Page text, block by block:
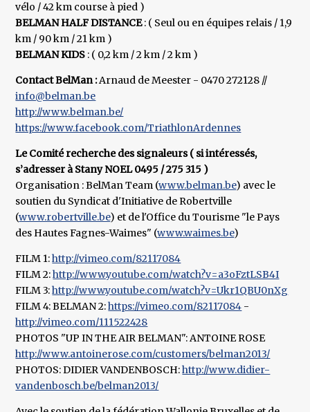
vélo / 42 km course à pied )
BELMAN HALF DISTANCE: ( Seul ou en équipes relais / 1,9
km / 90 km / 21 km )
BELMAN KIDS : ( 0,2 km / 2 km / 2 km )
Contact BelMan :Arnaud de Meester - 0470 272128 //
info@belman.be
http://www.belman.be/
https://www.facebook.com/TriathlonArdennes
Le Comité recherche des signaleurs ( si intéressés,
s’adresser à Stany NOEL 0495 / 275 315 )
Organisation : BelMan Team (www.belman.be) avec le
soutien du Syndicat d'Initiative de Robertville
(www.robertville.be) et de l'Office du Tourisme "le Pays
des Hautes Fagnes-Waimes" (www.waimes.be)
FILM 1:http://vimeo.com/82117084
FILM 2:http://www.youtube.com/watch?v=a3oFztLSB4I
FILM 3:http://www.youtube.com/watch?v=Ukr1QBU0nXg
FILM 4: BELMAN 2:https://vimeo.com/82117084 -
http://vimeo.com/111522428
PHOTOS "UP IN THE AIR BELMAN": ANTOINE ROSE
http://www.antoinerose.com/customers/belman2013/
PHOTOS: DIDIER VANDENBOSCH:http://www.didier-
vandenbosch.be/belman2013/